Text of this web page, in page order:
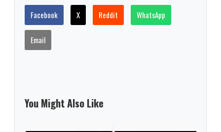
Facebook X Reddit WhatsApp
Email
You Might Also Like